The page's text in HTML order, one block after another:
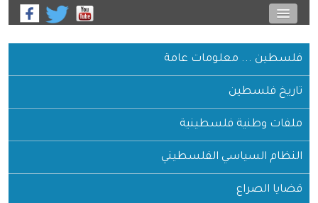
فلسطين ... معلومات عامة
تاريخ فلسطين
ملفات وطنية فلسطينية
النظام السياسي الفلسطيني
قضايا الصراع